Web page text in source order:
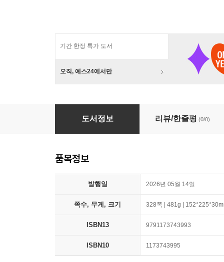
기간 한정 특가 도서
오직, 예스24에서만
깨어 있는 것들과의 대화
도서정보 리뷰/한줄평 (0/0)
품목정보
발행일 2026년 05월 14일
쪽수, 무게, 크기 328쪽 | 481g |
ISBN13 9791173743993
ISBN10 1173743995